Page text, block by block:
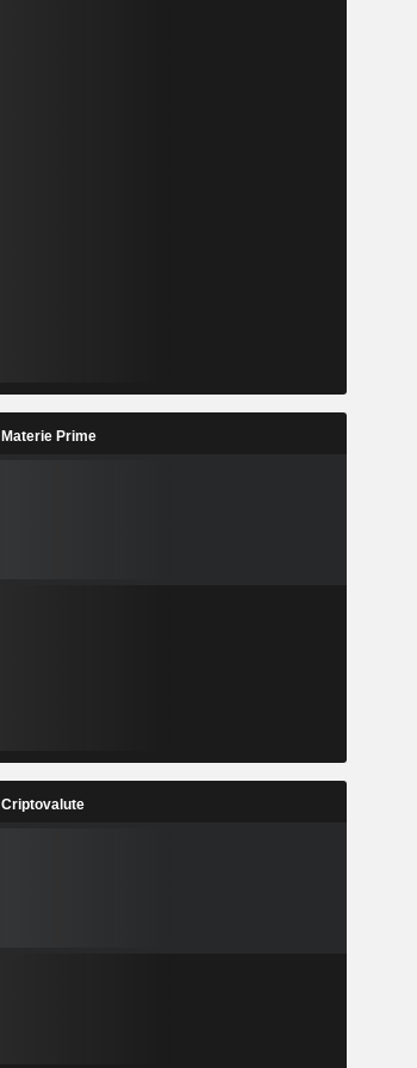
Materie Prime
Criptovalute